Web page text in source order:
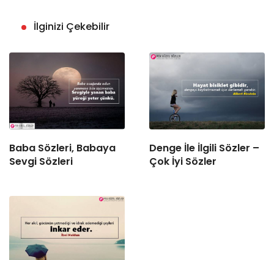
İlginizi Çekebilir
Baba Sözleri, Babaya
Sevgi Sözleri
Denge İle İlgili Sözler –
Çok İyi Sözler